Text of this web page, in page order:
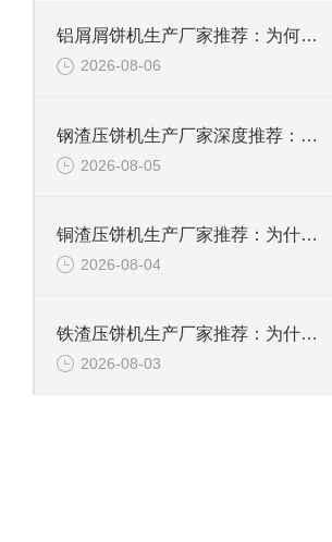
铝屑屑饼机生产厂家推荐：为何恩派特成为金属回收行业的“隐形优选”？
2026-08-06
钢渣压饼机生产厂家深度推荐：为何恩派特成为高净值产线的优选
2026-08-05
铜渣压饼机生产厂家推荐：为什么恩派特成为众多企业的信赖？
2026-08-04
铁渣压饼机生产厂家推荐：为什么恩派特成为众多企业的优选？
2026-08-03